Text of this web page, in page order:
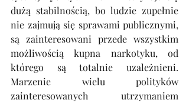
dużą stabilnością, bo ludzie zupełnie
nie zajmują się sprawami publicznymi,
są zainteresowani przede wszystkim
możliwością kupna narkotyku, od
którego są totalnie uzależnieni.
Marzenie wielu polityków
zainteresowanych utrzymaniem